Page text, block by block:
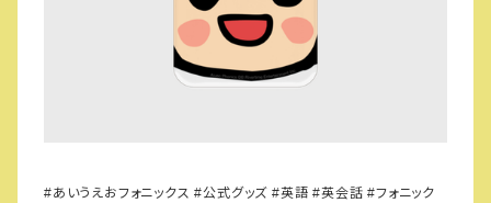
#あいうえおフォニックス #公式グッズ #英語 #英会話 #フォニック